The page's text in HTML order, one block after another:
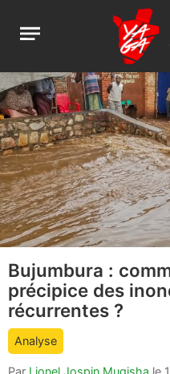
Open
menu
Yaga
Burundi
article
comment
count
is:
Bujumbura :
précipice des
récurrentes ?
Analyse
Par Lionel Jospin Mugisha le